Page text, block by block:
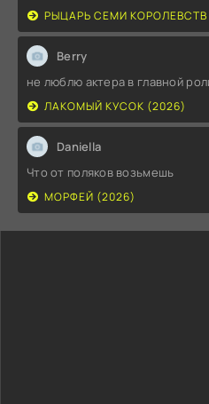
РЫЦАРЬ СЕМИ КОРОЛЕВСТВ
Berry
не люблю актера в главной
ЛАКОМЫЙ КУСОК (2026)
Daniella
Что от поляков возьмешь
МОРФЕЙ (2026)